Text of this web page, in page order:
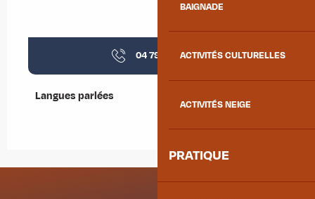
BAIGNADE
ACTIVITÉS CULTURELLES
ACTIVITÉS NEIGE
PRATIQUE
04 79 56 23▒▒
Langues parlées
Langues parlées